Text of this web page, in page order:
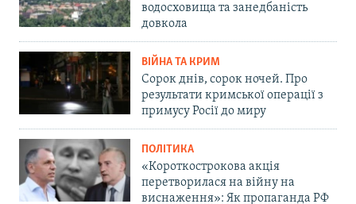
водосховища та занедбаність
довкола
ВІЙНА ТА КРИМ
Сорок днів, сорок ночей. Про
результати кримської операції з
примусу Росії до миру
ПОЛІТИКА
«Короткострокова акція
перетворилася на війну на
виснаження»: Як пропаганда РФ